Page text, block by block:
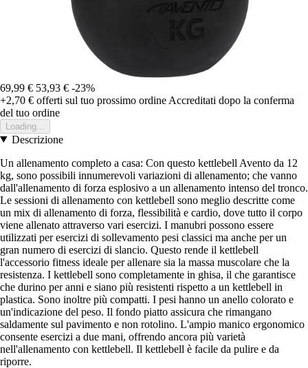
69,99 € 53,93 € -23%
+2,70 € offerti sul tuo prossimo ordine Accreditati dopo la conferma
del tuo ordine
Loading...
Descrizione
Un allenamento completo a casa: Con questo kettlebell Avento da 12
kg, sono possibili innumerevoli variazioni di allenamento; che vanno
dall'allenamento di forza esplosivo a un allenamento intenso del tronco.
Le sessioni di allenamento con kettlebell sono meglio descritte come
un mix di allenamento di forza, flessibilità e cardio, dove tutto il corpo
viene allenato attraverso vari esercizi. I manubri possono essere
utilizzati per esercizi di sollevamento pesi classici ma anche per un
gran numero di esercizi di slancio. Questo rende il kettlebell
l'accessorio fitness ideale per allenare sia la massa muscolare che la
resistenza. I kettlebell sono completamente in ghisa, il che garantisce
che durino per anni e siano più resistenti rispetto a un kettlebell in
plastica. Sono inoltre più compatti. I pesi hanno un anello colorato e
un'indicazione del peso. Il fondo piatto assicura che rimangano
saldamente sul pavimento e non rotolino. L'ampio manico ergonomico
consente esercizi a due mani, offrendo ancora più varietà
nell'allenamento con kettlebell. Il kettlebell è facile da pulire e da
riporre.